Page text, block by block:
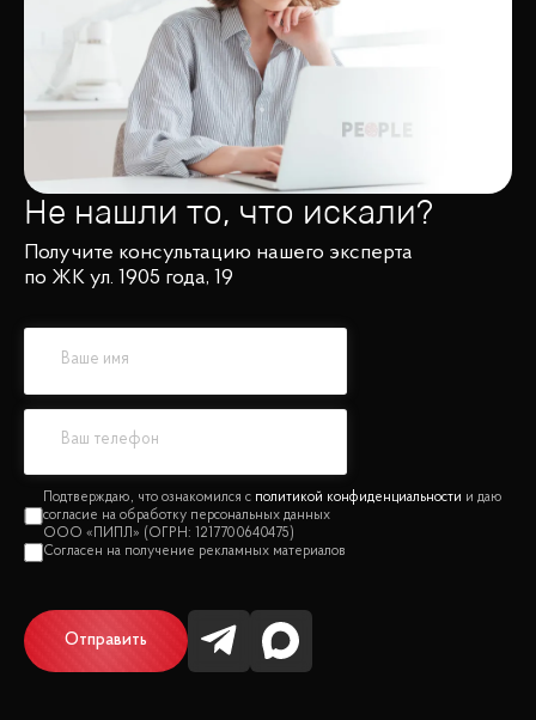
Не нашли то, что искали?
Получите консультацию нашего эксперта
по ЖК ул. 1905 года, 19
политикой конфиденциальности
Отправить